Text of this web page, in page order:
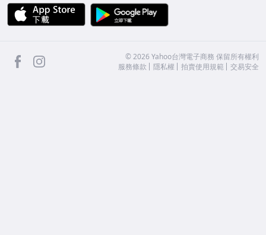
APP Store
facebook ©2026 Yahoo台灣電子商務 保留所有權利
服務條款
隱私權 拍賣使用規範 交易安全